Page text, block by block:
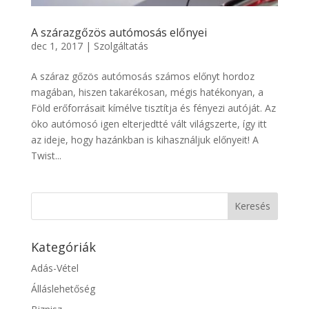
A szárazgőzös autómosás előnyei
dec 1, 2017| Szolgáltatás
A száraz gőzös autómosás számos előnyt hordoz
magában, hiszen takarékosan, mégis hatékonyan, a
Föld erőforrásait kímélve tisztítja és fényezi autóját. Az
öko autómosó igen elterjedtté vált világszerte, így itt
az ideje, hogy hazánkban is kihasználjuk előnyeit! A
Twist...
Kategóriák
Adás-Vétel
Álláslehetőség